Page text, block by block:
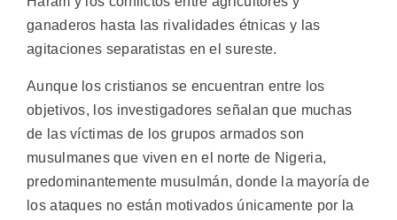
ganaderos hasta las rivalidades étnicas y las
agitaciones separatistas en el sureste.
Aunque los cristianos se encuentran entre los
objetivos, los investigadores señalan que muchas
de las víctimas de los grupos armados son
musulmanes que viven en el norte de Nigeria,
predominantemente musulmán, donde la mayoría de
los ataques no están motivados únicamente por la